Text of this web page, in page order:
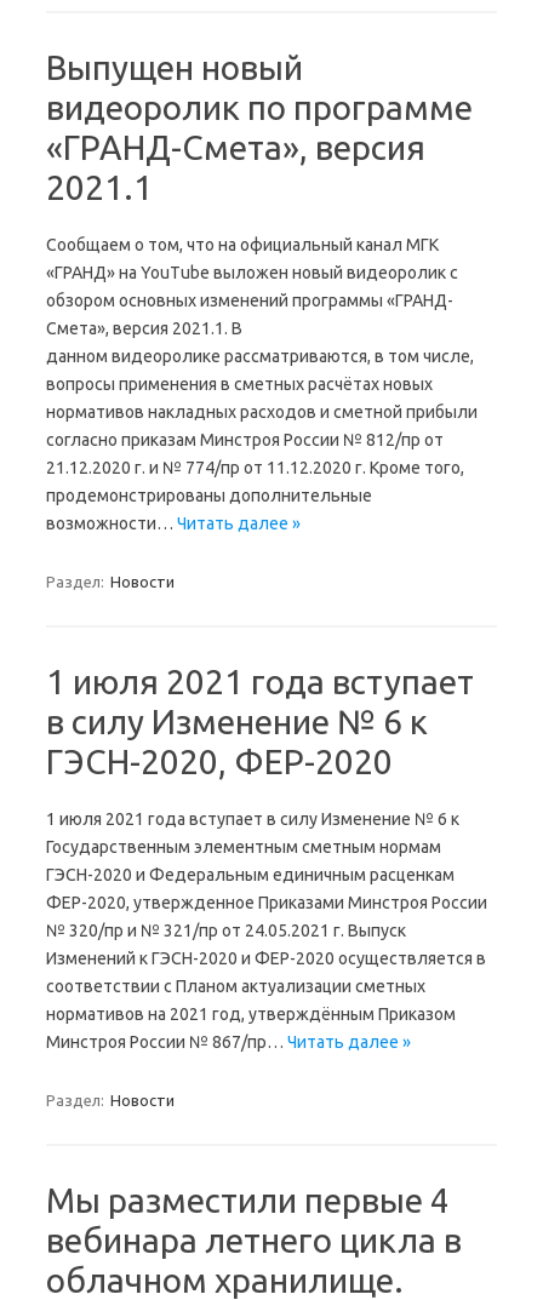
Выпущен новый
видеоролик по программе
«ГРАНД-Смета», версия
2021.1
Сообщаем о том, что на официальный канал МГК
«ГРАНД» на YouTube выложен новый видеоролик с
обзором основных изменений программы «ГРАНД-
Смета», версия 2021.1. В
данном видеоролике рассматриваются, в том числе,
вопросы применения в сметных расчётах новых
нормативов накладных расходов и сметной прибыли
согласно приказам Минстроя России № 812/пр от
21.12.2020 г. и № 774/пр от 11.12.2020 г. Кроме того,
продемонстрированы дополнительные
возможности… Читать далее »
Раздел: Новости
1 июля 2021 года вступает
в силу Изменение № 6 к
ГЭСН-2020, ФЕР-2020
1 июля 2021 года вступает в силу Изменение № 6 к
Государственным элементным сметным нормам
ГЭСН-2020 и Федеральным единичным расценкам
ФЕР-2020, утвержденное Приказами Минстроя России
№ 320/пр и № 321/пр от 24.05.2021 г. Выпуск
Изменений к ГЭСН-2020 и ФЕР-2020 осуществляется в
соответствии с Планом актуализации сметных
нормативов на 2021 год, утверждённым Приказом
Минстроя России № 867/пр… Читать далее »
Раздел: Новости
Мы разместили первые 4
вебинара летнего цикла в
облачном хранилище.